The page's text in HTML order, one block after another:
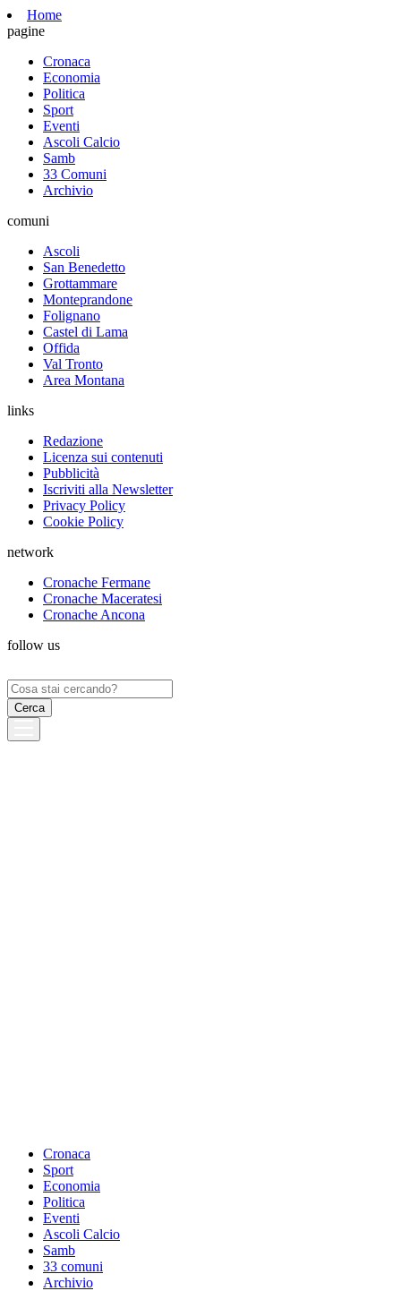
Home
pagine
Cronaca
Economia
Politica
Sport
Eventi
Ascoli Calcio
Samb
33 Comuni
Archivio
comuni
Ascoli
San Benedetto
Grottammare
Monteprandone
Folignano
Castel di Lama
Offida
Val Tronto
Area Montana
links
Redazione
Licenza sui contenuti
Pubblicità
Iscriviti alla Newsletter
Privacy Policy
Cookie Policy
network
Cronache Fermane
Cronache Maceratesi
Cronache Ancona
follow us
Ricerca
per:
Cronaca
Sport
Economia
Politica
Eventi
Ascoli Calcio
Samb
33 comuni
Archivio